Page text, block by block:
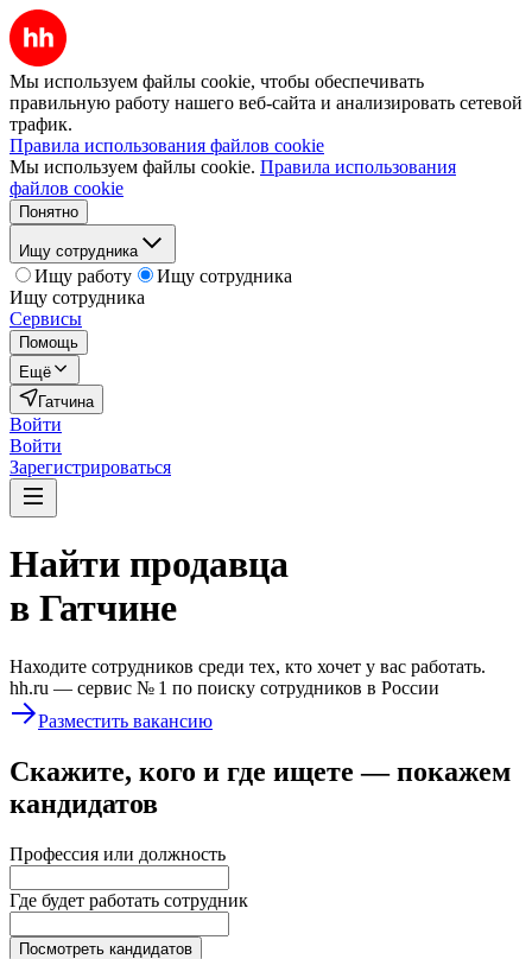
Мы используем файлы cookie, чтобы обеспечивать
правильную работу нашего веб-сайта и анализировать сетевой
трафик.
Правила использования файлов cookie
Мы используем файлы cookie. Правила использования
файлов cookie
Понятно
Ищу сотрудника
Ищу работу
Ищу сотрудника
Ищу сотрудника
Сервисы
Помощь
Ещё
Гатчина
Войти
Войти
Зарегистрироваться
Найти продавца
в Гатчине
Находите сотрудников среди тех, кто хочет у вас работать.
hh.ru — сервис № 1 по поиску сотрудников в России
Разместить вакансию
Скажите, кого и где ищете — покажем
кандидатов
Профессия или должность
Где будет работать сотрудник
Посмотреть кандидатов